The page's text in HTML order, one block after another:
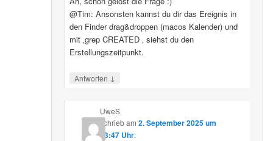
@Tim: Ansonsten kannst du dir das Ereignis in
den Finder drag&droppen (macos Kalender) und
mit ‚grep CREATED ‚ siehst du den
Erstellungszeitpunkt.
Antworten ↓
UweS
schriebam 2. September 2025 um
13:47 Uhr: